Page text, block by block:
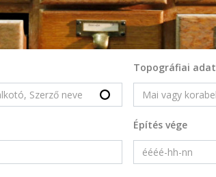
Topográfiai adat
Építés vége